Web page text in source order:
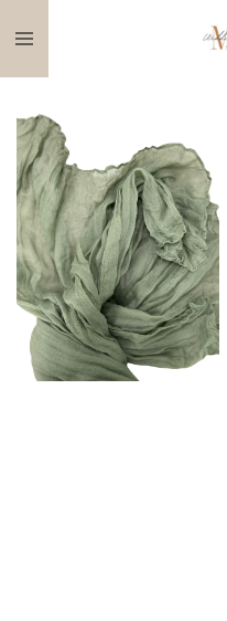
direct
naar
hoofdinhoud